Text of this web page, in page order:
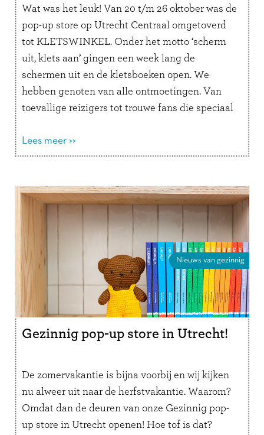
Wat was het leuk! Van 20 t/m 26 oktober was de
pop-up store op Utrecht Centraal omgetoverd
tot KLETSWINKEL. Onder het motto ‘scherm
uit, klets aan’ gingen een week lang de
schermen uit en de kletsboeken open. We
hebben genoten van alle ontmoetingen. Van
toevallige reizigers tot trouwe fans die speciaal
ontdekten …
Lees meer >>
Nieuws van gezinnig
Gezinnig pop-up store in Utrecht!
De zomervakantie is bijna voorbij en wij kijken
nu alweer uit naar de herfstvakantie. Waarom?
Omdat dan de deuren van onze Gezinnig pop-
up store in Utrecht openen! Hoe tof is dat?